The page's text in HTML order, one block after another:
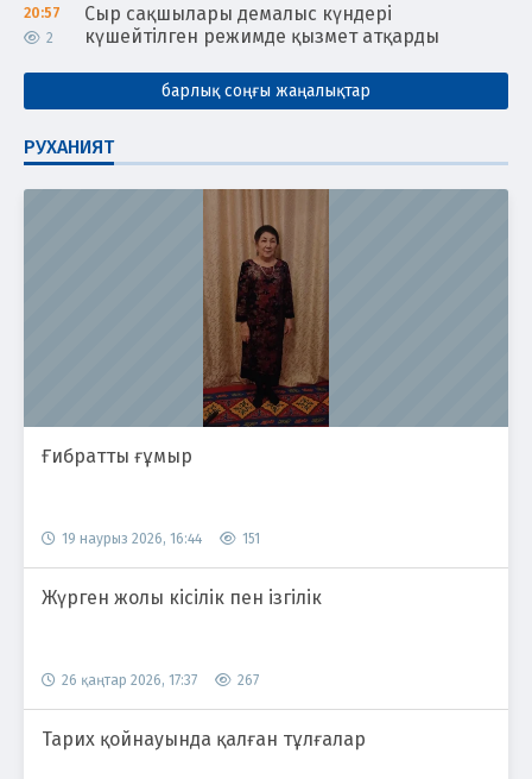
20:57
2
Сыр сақшылары демалыс күндері
күшейтілген режимде қызмет атқарды
барлық соңғы жаңалықтар
РУХАНИЯТ
Ғибратты ғұмыр
19 наурыз 2026, 16:44 151
Жүрген жолы кісілік пен ізгілік
26 қаңтар 2026, 17:37 267
Тарих қойнауында қалған тұлғалар